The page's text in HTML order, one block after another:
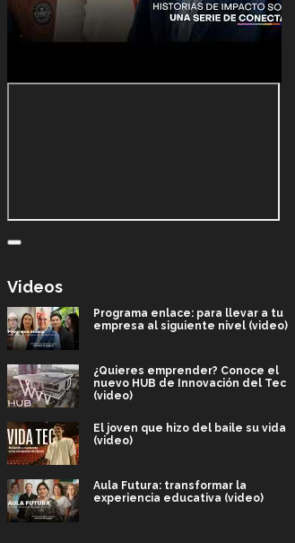
Videos
Programa enlace: para llevar a tu
empresa al siguiente nivel (video)
¿Quieres emprender? Conoce el
nuevo HUB de Innovación del Tec
(video)
El joven que hizo del baile su vida
(video)
Aula Futura: transformar la
experiencia educativa (video)